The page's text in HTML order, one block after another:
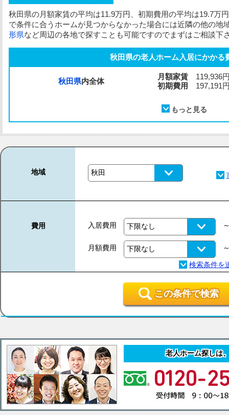
秋田県の月額家賃の平均は11.9万円、初期費用の平均は19.7万
で条件に合うホームが見つからなかった場合には近隣の他の地
形県など周辺の各地で探すことも可能ですのでまずはご相談下
秋田県の老人ホーム入居にかかる
秋田県内全体
月額家賃 119,936
初期費用
197,191
地域
費用 入居費用
月額費用
この条件で検索
老人ホーム探しは